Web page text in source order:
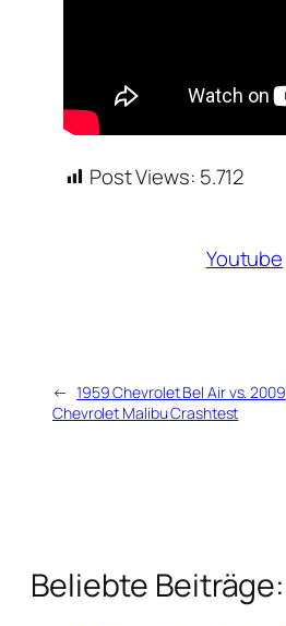
Post Views: 5.712
Youtube
← 1959 Chevrolet Bel Air vs. 2009
Chevrolet Malibu Crashtest
Beliebte Beiträge: